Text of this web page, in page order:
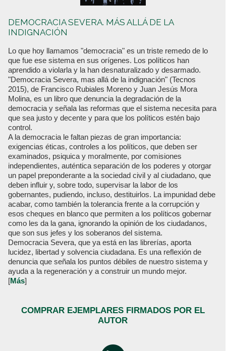
DEMOCRACIA SEVERA. MÁS ALLÁ DE LA
INDIGNACIÓN
Lo que hoy llamamos "democracia" es un triste remedo de lo
que fue ese sistema en sus orígenes. Los políticos han
aprendido a violarla y la han desnaturalizado y desarmado.
"Democracia Severa, mas allá de la indignación" (Tecnos
2015), de Francisco Rubiales Moreno y Juan Jesús Mora
Molina, es un libro que denuncia la degradación de la
democracia y señala las reformas que el sistema necesita para
que sea justo y decente y para que los políticos estén bajo
control.
A la democracia le faltan piezas de gran importancia:
exigencias éticas, controles a los políticos, que deben ser
examinados, psiquica y moralmente, por comisiones
independientes, auténtica separación de los poderes y otorgar
un papel preponderante a la sociedad civil y al ciudadano, que
deben influir y, sobre todo, supervisar la labor de los
gobernantes, pudiendo, incluso, destituirlos. La impunidad debe
acabar, como también la tolerancia frente a la corrupción y
esos cheques en blanco que permiten a los políticos gobernar
como les da la gana, ignorando la opinión de los ciudadanos,
que son sus jefes y los soberanos del sistema.
Democracia Severa, que ya está en las librerías, aporta
lucidez, libertad y solvencia ciudadana. Es una reflexión de
denuncia que señala los puntos débiles de nuestro sistema y
ayuda a la regeneración y a construir un mundo mejor.
[Más]
COMPRAR EJEMPLARES FIRMADOS POR EL
AUTOR